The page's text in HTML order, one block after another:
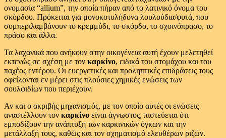
ονομασία “allium”, την οποία πήραν από το λατινικό όνομα του
σκόρδου. Πρόκειται για μονοκοτυλήδονα λουλούδια/φυτά, που
συμπεριλαμβάνουν το κρεμμύδι, το σκόρδο, το σχοινόπρασο, το
πράσο και άλλα.
Τα λαχανικά που ανήκουν στην οικογένεια αυτή έχουν μελετηθεί
εκτενώς σε σχέση με τον καρκίνο, ειδικά του στομάχου και του
παχέος εντέρου. Οι ευεργετικές και προληπτικές επιδράσεις τους
οφείλονται εν μέρει στις πλούσιες χημικές ενώσεις των
σουλφιδίων που περιέχουν.
Αν και ο ακριβής μηχανισμός, με τον οποίο αυτές οι ενώσεις
αναστέλλουν τον καρκίνο είναι άγνωστος, πιστεύεται ότι
εμποδίζουν την ανάπτυξη των καρκινικών όγκων και την
μετάλλαξή τους, καθώς και τον σχηματισμό ελευθέρων ριζών.